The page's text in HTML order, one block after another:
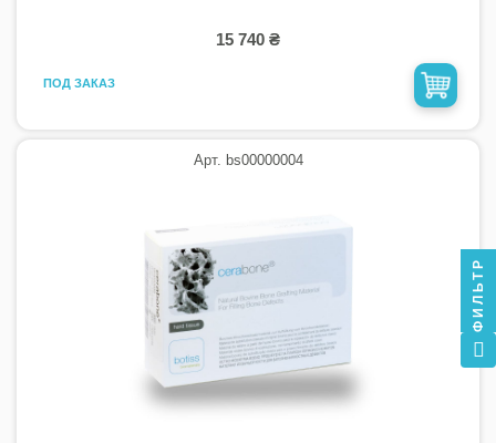
15 740 ₴
ПОД ЗАКАЗ
Арт. bs00000004
ФИЛЬТР